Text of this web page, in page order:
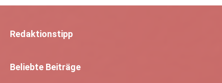
Redaktionstipp
Beliebte Beiträge